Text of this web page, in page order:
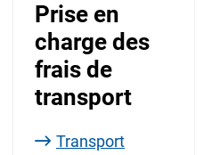
Prise en
charge des
frais de
transport
Transport